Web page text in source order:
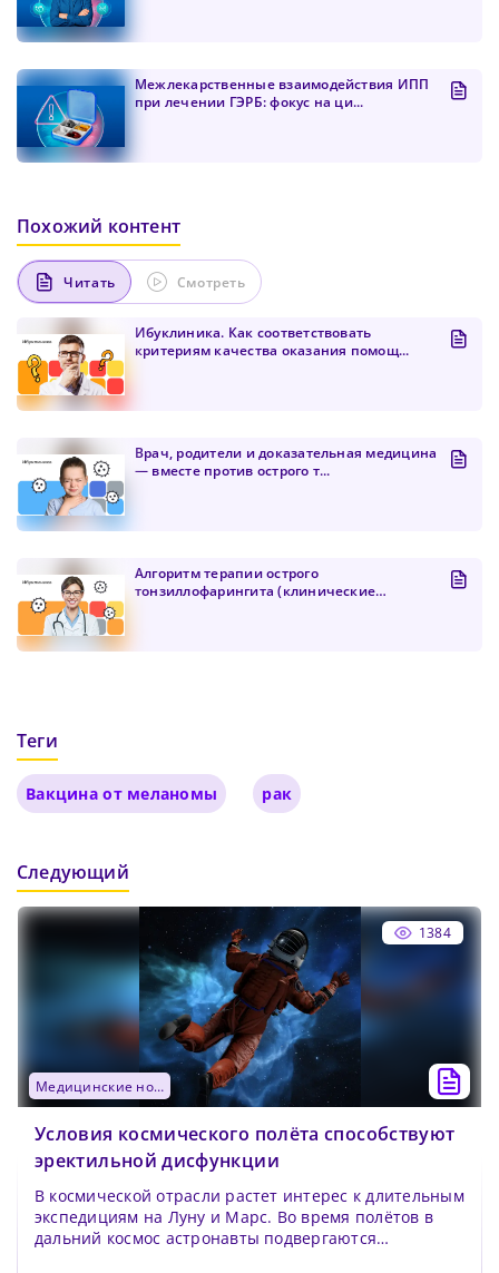
Придумайте пароль
цифра и один специальный символ
Как минимум одна строчная латинская буква
Пароль должен содержать от 8 до 12 символов
Ваших персональных данных. Подробнее об
обработке данных в
Межлекарственные взаимодействия ИПП
при лечении ГЭРБ: фокус на ци...
Похожий контент
Читать Смотреть
Ибуклиника. Как соответствовать
критериям качества оказания помощ...
Врач, родители и доказательная медицина
— вместе против острого т...
Алгоритм терапии острого
тонзиллофарингита (клинические
Теги
Вакцина от меланомы рак
Следующий
1384
медицинские новости
Условия космического полёта способствуют
эректильной дисфункции
В космической отрасли растет интерес к длительным
экспедициям на Луну и Марс. Во время полётов в
дальний космос астронавты подвергаются
стабильную работу, подключитесь к
быстрому соединению.
Продолжить просмотр